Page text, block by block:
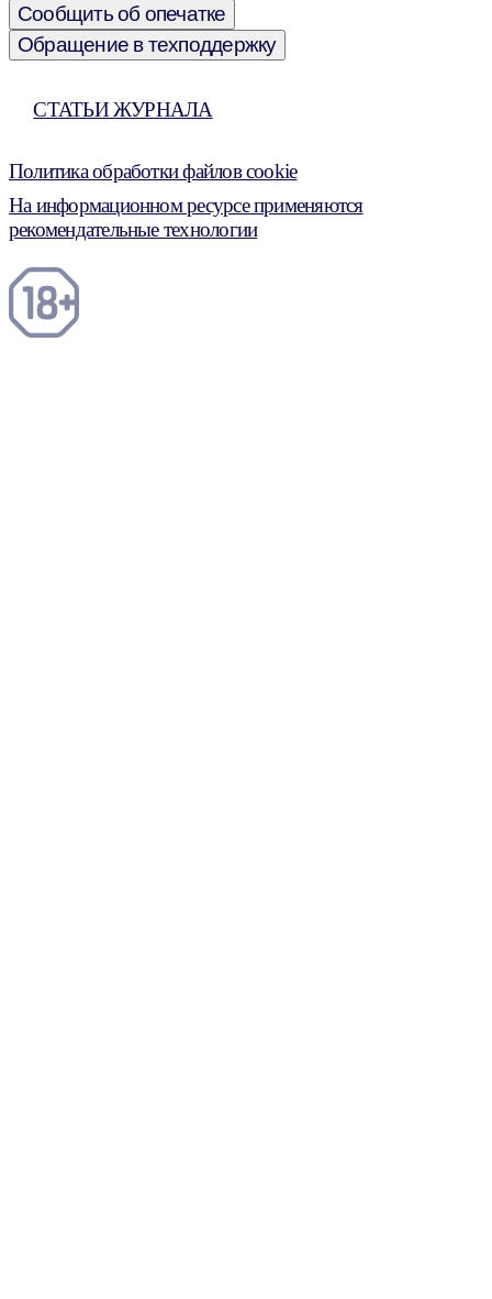
Сообщить об опечатке
Обращение в техподдержку
СТАТЬИ ЖУРНАЛА
Политика обработки файлов cookie
На информационном ресурсе применяются
рекомендательные технологии